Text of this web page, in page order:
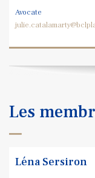
Avocate
Les
Léna Sersiron